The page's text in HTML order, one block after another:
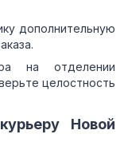
дополнительную
на отделении
целостность
Новой